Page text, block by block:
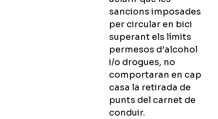
sancions imposades
per circular en bici
superant els límits
permesos d’alcohol
i/o drogues, no
comportaran en cap
casa la retirada de
punts del carnet de
conduir.